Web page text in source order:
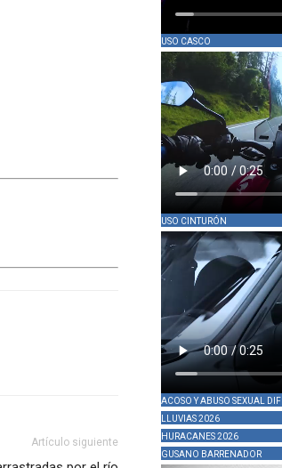
Artículo siguiente
USO CASCO
USO CINTURÓN
ACOSO Y ABUSO SEXUAL DIF
LLUVIAS 2026
HURACANES 2026
GUSANO BARRENADOR